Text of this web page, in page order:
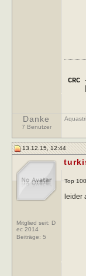
Danke
7 Benutzer
13.12.15, 12:44
Mitglied seit: D
ec 2014
Beiträge: 5
Top
leider